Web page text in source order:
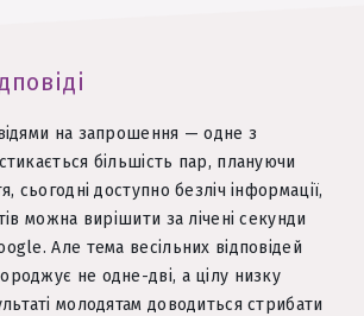
на запрошення — одне з
більшість пар, плануючи
сьогодні доступно безліч інформації,
можна вирішити за лічені секунди
Але тема весільних відповідей
не одне-дві, а цілу низку
молодятам доводиться стрибати